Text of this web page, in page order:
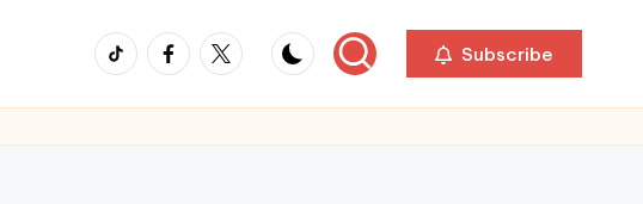
TikTokFacebook
Twitter Subscribe